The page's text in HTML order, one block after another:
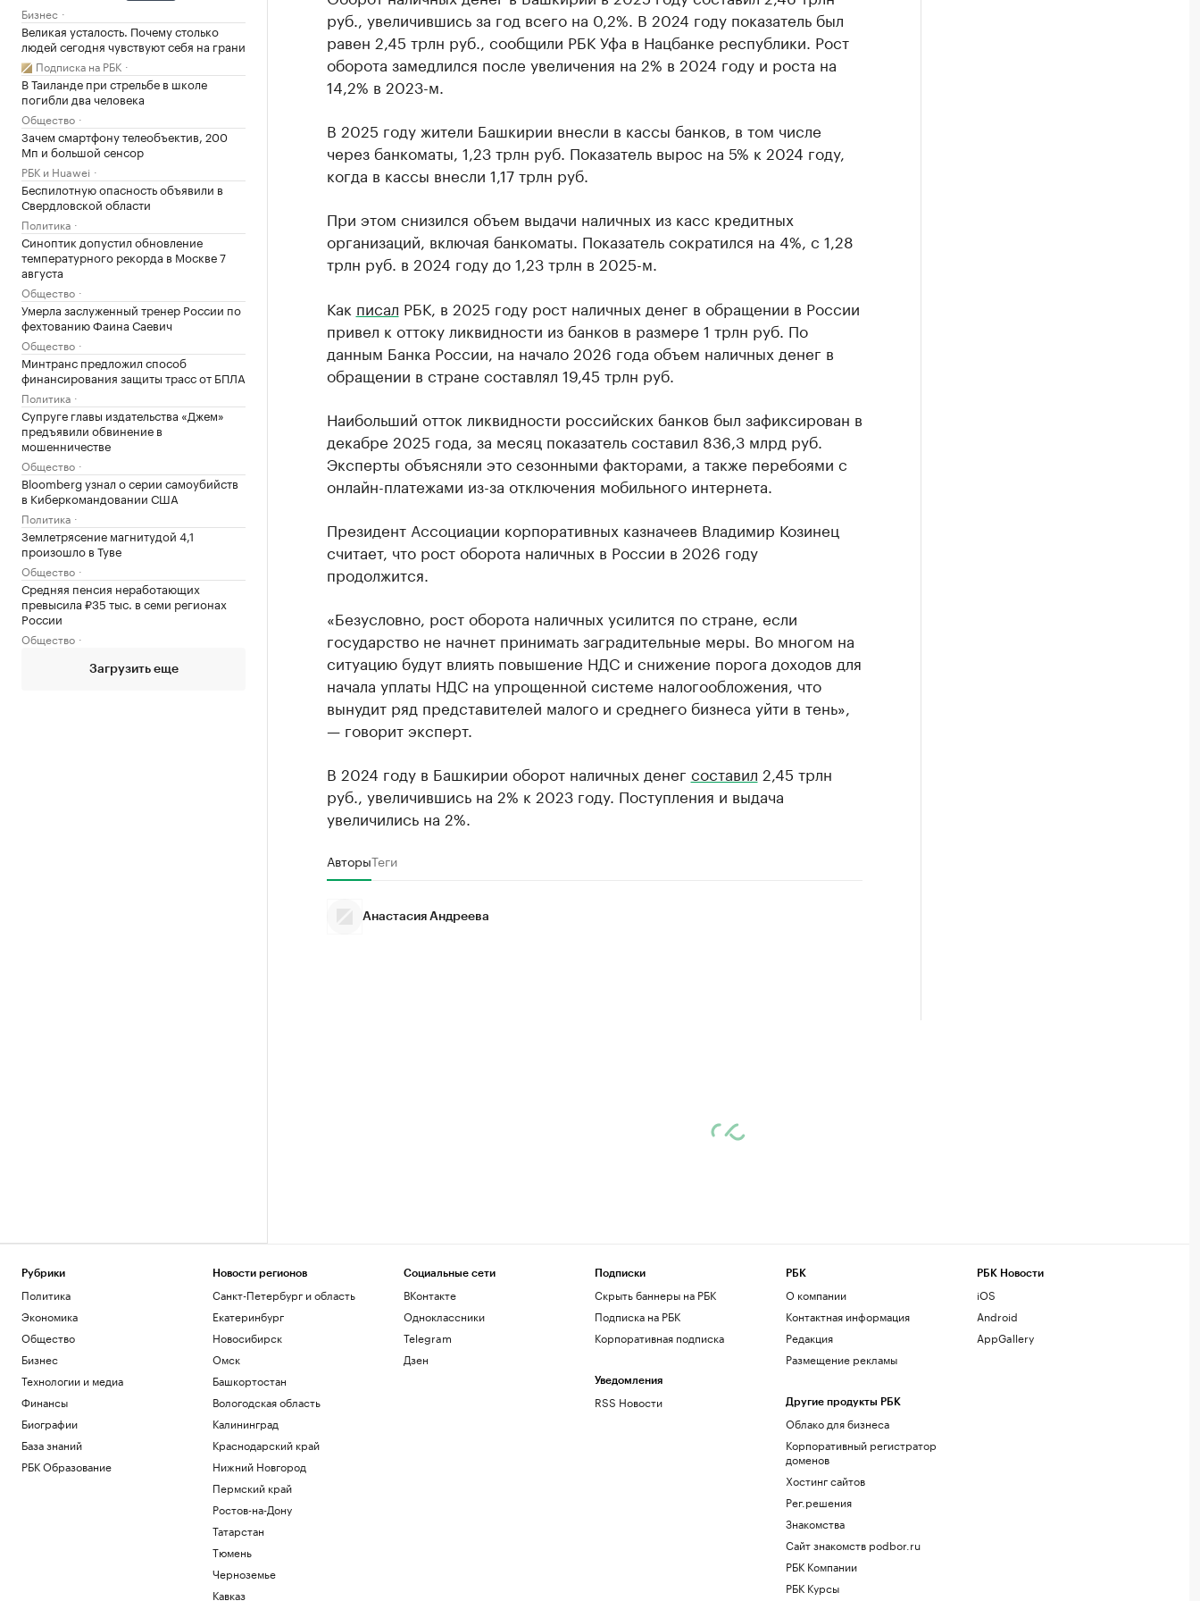
Бизнес
Великая усталость. Почему столько
людей сегодня чувствуют себя на грани
Подписка на РБК
В Таиланде при стрельбе в школе
погибли два человека
Общество
Зачем смартфону телеобъектив, 200
Мп и большой сенсор
РБК и Huawei
Беспилотную опасность объявили в
Свердловской области
Политика
Синоптик допустил обновление
температурного рекорда в Москве 7
августа
Общество
Умерла заслуженный тренер России по
фехтованию Фаина Саевич
Общество
Минтранс предложил способ
финансирования защиты трасс от БПЛА
Политика
Супруге главы издательства «Джем»
предъявили обвинение в
мошенничестве
Общество
Bloomberg узнал о серии самоубийств
в Киберкомандовании США
Политика
Землетрясение магнитудой 4,1
произошло в Туве
Общество
Средняя пенсия неработающих
превысила ₽35 тыс. в семи регионах
России
Общество
Загрузить еще
руб., увеличившись за год всего на 0,2%. В 2024 году показатель был
равен 2,45 трлн руб., сообщили РБК Уфа в Нацбанке республики. Рост
оборота замедлился после увеличения на 2% в 2024 году и роста на
14,2% в 2023-м.
В 2025 году жители Башкирии внесли в кассы банков, в том числе
через банкоматы, 1,23 трлн руб. Показатель вырос на 5% к 2024 году,
когда в кассы внесли 1,17 трлн руб.
При этом снизился объем выдачи наличных из касс кредитных
организаций, включая банкоматы. Показатель сократился на 4%, с 1,28
трлн руб. в 2024 году до 1,23 трлн в 2025-м.
Как писал РБК, в 2025 году рост наличных денег в обращении в России
привел к оттоку ликвидности из банков в размере 1 трлн руб. По
данным Банка России, на начало 2026 года объем наличных денег в
обращении в стране составлял 19,45 трлн руб.
Наибольший отток ликвидности российских банков был зафиксирован в
декабре 2025 года, за месяц показатель составил 836,3 млрд руб.
Эксперты объясняли это сезонными факторами, а также перебоями с
онлайн-платежами из-за отключения мобильного интернета.
Президент Ассоциации корпоративных казначеев Владимир Козинец
считает, что рост оборота наличных в России в 2026 году
продолжится.
«Безусловно, рост оборота наличных усилится по стране, если
государство не начнет принимать заградительные меры. Во многом на
ситуацию будут влиять повышение НДС и снижение порога доходов для
начала уплаты НДС на упрощенной системе налогообложения, что
вынудит ряд представителей малого и среднего бизнеса уйти в тень»,
— говорит эксперт.
В 2024 году в Башкирии оборот наличных денег составил 2,45 трлн
руб., увеличившись на 2% к 2023 году. Поступления и выдача
увеличились на 2%.
АвторыТеги
Анастасия Андреева
Рубрики
Политика
Экономика
Общество
Бизнес
Технологии и медиа
Финансы
Биографии
База знаний
РБК Образование
Новости регионов
Санкт-Петербург и область
Екатеринбург
Новосибирск
Омск
Башкортостан
Вологодская область
Калининград
Краснодарский край
Нижний Новгород
Пермский край
Ростов-на-Дону
Татарстан
Тюмень
Черноземье
Кавказ
Социальные сети
ВКонтакте
Одноклассники
Telegram
Дзен
Подписки
Скрыть баннеры на РБК
Подписка на РБК
Корпоративная подписка
Уведомления
RSS Новости
РБК
О компании
Контактная информация
Редакция
Размещение рекламы
Другие продукты РБК
Облако для бизнеса
Корпоративный регистратор
доменов
Хостинг сайтов
Рег.решения
Знакомства
Сайт знакомств podbor.ru
РБК Компании
РБК Курсы
РБК Новости
iOS
Android
AppGallery